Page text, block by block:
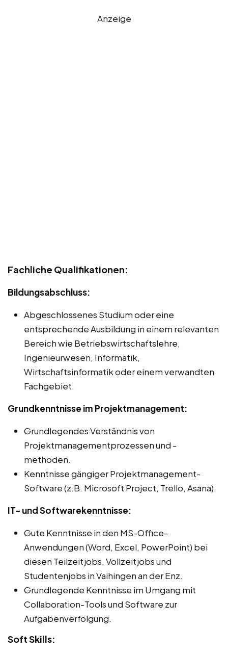
Anzeige
Fachliche Qualifikationen:
Bildungsabschluss:
Abgeschlossenes Studium oder eine
entsprechende Ausbildung in einem relevanten
Bereich wie Betriebswirtschaftslehre,
Ingenieurwesen, Informatik,
Wirtschaftsinformatik oder einem verwandten
Fachgebiet.
Grundkenntnisse im Projektmanagement:
Grundlegendes Verständnis von
Projektmanagementprozessen und -
methoden.
Kenntnisse gängiger Projektmanagement-
Software (z.B. Microsoft Project, Trello, Asana).
IT- und Softwarekenntnisse:
Gute Kenntnisse in den MS-Office-
Anwendungen (Word, Excel, PowerPoint) bei
diesen Teilzeitjobs, Vollzeitjobs und
Studentenjobs in Vaihingen an der Enz.
Grundlegende Kenntnisse im Umgang mit
Collaboration-Tools und Software zur
Aufgabenverfolgung.
Soft Skills: